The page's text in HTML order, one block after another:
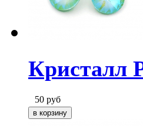
Кристалл
50 руб